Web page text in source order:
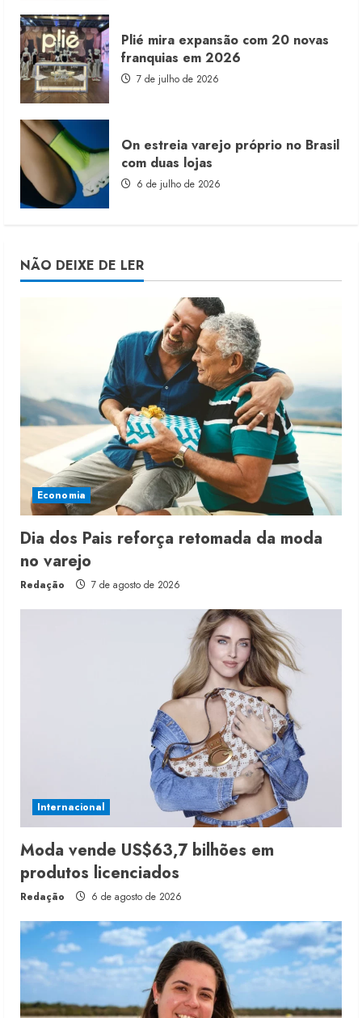
Plié mira expansão com 20 novas
franquias em 2026
7 de julho de 2026
On estreia varejo próprio no Brasil
com duas lojas
6 de julho de 2026
NÃO DEIXE DE LER
Economia
Dia dos Pais reforça retomada da moda
no varejo
Redação 7 de agosto de 2026
Internacional
Moda vende US$63,7 bilhões em
produtos licenciados
Redação 6 de agosto de 2026